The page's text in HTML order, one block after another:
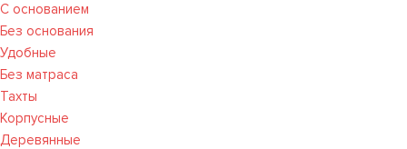
С основанием
Без основания
Удобные
Без матраса
Тахты
Корпусные
Деревянные